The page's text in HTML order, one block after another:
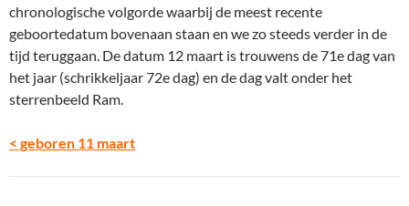
chronologische volgorde waarbij de meest recente
geboortedatum bovenaan staan en we zo steeds verder in de
tijd teruggaan. De datum 12 maart is trouwens de 71e dag van
het jaar (schrikkeljaar 72e dag) en de dag valt onder het
sterrenbeeld Ram.
< geboren 11 maart